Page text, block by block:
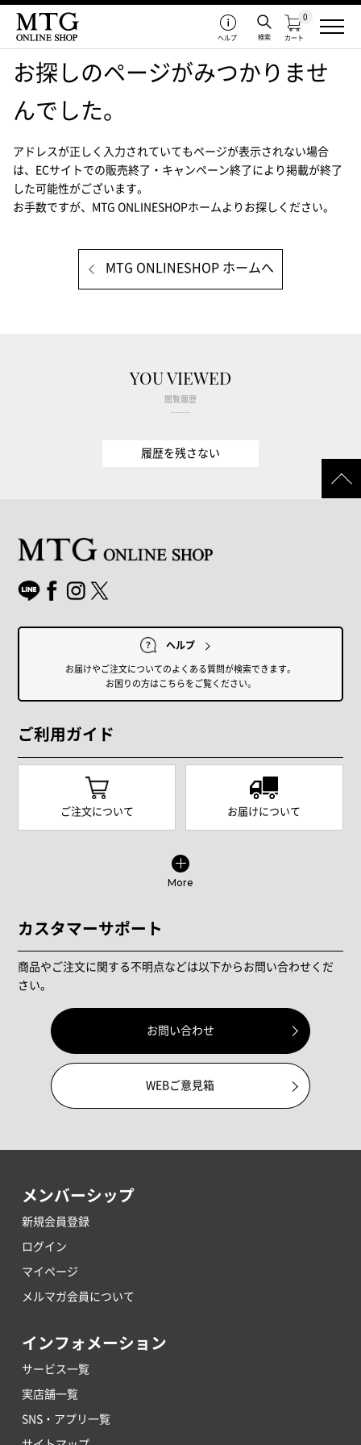
カート
0
検索
ヘルプ
お探しのページがみつかりませ
んでした。
アドレスが正しく入力されていてもページが表示されない場合
は、
ECサイトでの販売終了・キャンペーン終了により掲載が終了
した可能性がございます。
お手数ですが、MTG ONLINESHOPホームよりお探しください。
MTG ONLINESHOP ホームへ
YOU VIEWED
閲覧履歴
履歴を残さない
ヘルプ
お届けやご注文についてのよくある質問が検索できます。
お困りの方はこちらをご覧ください。
ご利用ガイド
ご注文について お届けについて
More
カスタマーサポート
商品やご注文に関する不明点などは以下からお問い合わせくだ
さい。
お問い合わせ
WEBご意見箱
メンバーシップ
新規会員登録
ログイン
マイページ
メルマガ会員について
インフォメーション
サービス一覧
実店舗一覧
SNS・アプリ一覧